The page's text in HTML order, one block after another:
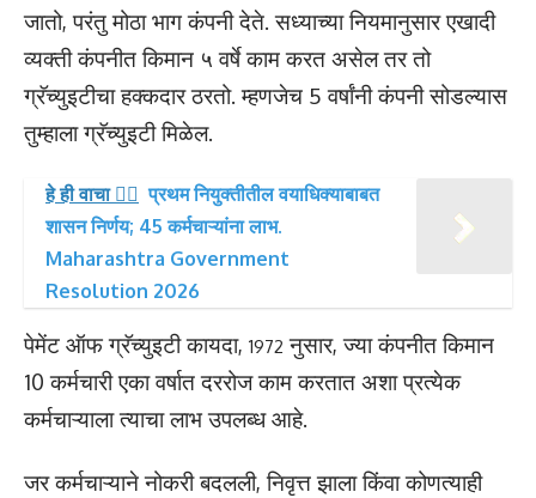
जातो, परंतु मोठा भाग कंपनी देते. सध्याच्या नियमानुसार एखादी
व्यक्ती कंपनीत किमान ५ वर्षे काम करत असेल तर तो
ग्रॅच्युइटीचा हक्कदार ठरतो. म्हणजेच 5 वर्षांनी कंपनी सोडल्यास
तुम्हाला ग्रॅच्युइटी मिळेल.
हे ही वाचा 👉🏻 प्रथम नियुक्तीतील वयाधिक्याबाबत
शासन निर्णय; 45 कर्मचाऱ्यांना लाभ.
Maharashtra Government
Resolution 2026
पेमेंट ऑफ ग्रॅच्युइटी कायदा, 1972 नुसार, ज्या कंपनीत किमान
10 कर्मचारी एका वर्षात दररोज काम करतात अशा प्रत्येक
कर्मचाऱ्याला त्याचा लाभ उपलब्ध आहे.
जर कर्मचाऱ्याने नोकरी बदलली, निवृत्त झाला किंवा कोणत्याही